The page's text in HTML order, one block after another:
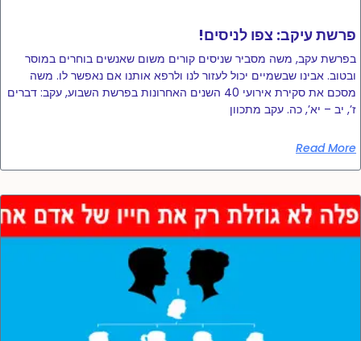
!פרשת עיקב: צפו לניסים
בפרשת עקב, משה מסביר שניסים קורים משום שאנשים בוחרים במוסר
ובטוב. אבינו שבשמיים יכול לעזור לנו ולרפא אותנו אם נאפשר לו. משה
מסכם את סקירת אירועי 40 השנים האחרונות בפרשת השבוע, עקב: דברים
ז’, יב – יא’, כה. עקב מתכוון
Read More